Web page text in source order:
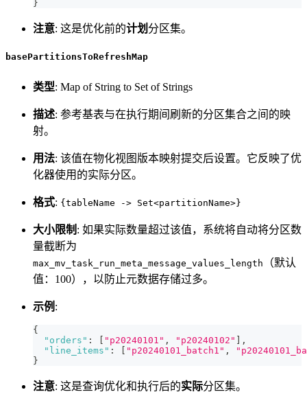
}
注意: 这是优化前的计划 分区集。
basePartitionsToRefreshMap
类型: Map of String to Set of Strings
描述: 参考基表与在执行期间刷新的分区集合之间的映
射。
用法: 该值在物化视图版本映射提交后设置。它反映了优
化器使用的实际分区。
格式: {tableName -> Set<partitionName>}
大小限制 : 如果实际数量超过该值，系统将自动将分区数
量截断为
max_mv_task_run_meta_message_values_length
（默认
值：100），以防止元数据存储过多。
示例 :
{
"orders" : [ "p20240101" , "p20240102" ] ,
"line_items" : [ "p20240101_batch1" ,
}
注意: 这是查询优化和执行后的实际分区集。